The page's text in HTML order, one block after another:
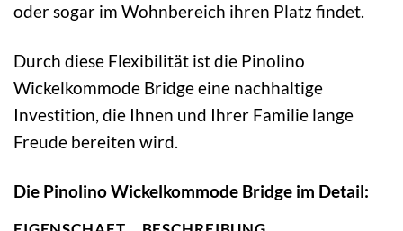
oder sogar im Wohnbereich ihren Platz findet.
Durch diese Flexibilität ist die Pinolino
Wickelkommode Bridge eine nachhaltige
Investition, die Ihnen und Ihrer Familie lange
Freude bereiten wird.
Die Pinolino Wickelkommode Bridge im Detail: